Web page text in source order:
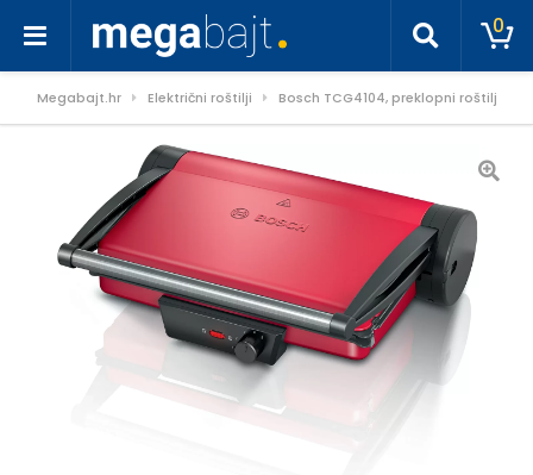
0
Megabajt.hr Električni roštilji Bosch TCG4104, preklopni roštilj